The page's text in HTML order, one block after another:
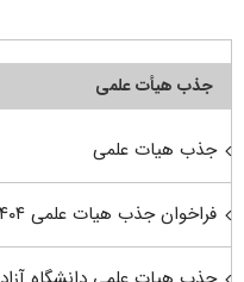
جذب هیأت علمی
جذب هیات علمی
فراخوان جذب هیات علمی ۱۴۰۴